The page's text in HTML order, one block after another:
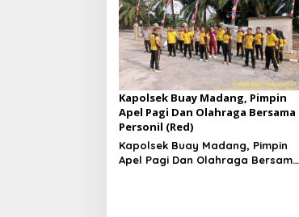
Kapolsek Buay Madang, Pimpin
Apel Pagi Dan Olahraga Bersama
Personil (Red)
Kapolsek Buay Madang, Pimpin
Apel Pagi Dan Olahraga Bersama